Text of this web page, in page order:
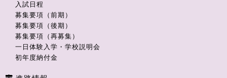
入試日程
募集要項（前期）
募集要項（後期）
募集要項（再募集）
一日体験入学・学校説明会
初年度納付金